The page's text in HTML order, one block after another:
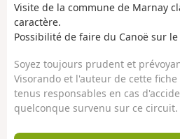
Visite de la commune de Marnay
caractère.
Possibilité de faire du Canoë sur
Soyez toujours prudent et
Visorando et l'auteur de cette
tenus responsables en cas
quelconque survenu sur ce circuit.